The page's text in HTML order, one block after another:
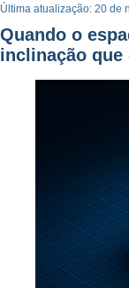
Última atualização: 20 de
Quando o
inclinação